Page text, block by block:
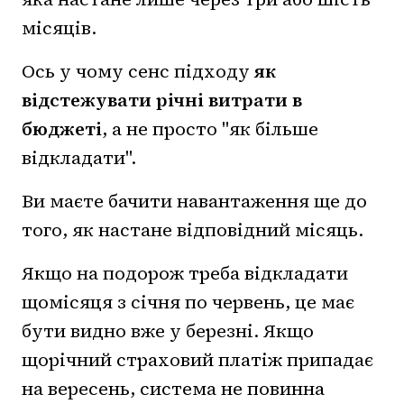
місяців.
Ось у чому сенс підходуяк
відстежувати річні витрати в
бюджеті, а не просто "як більше
відкладати".
Ви маєте бачити навантаження ще до
того, як настане відповідний місяць.
Якщо на подорож треба відкладати
щомісяця з січня по червень, це має
бути видно вже у березні. Якщо
щорічний страховий платіж припадає
на вересень, система не повинна